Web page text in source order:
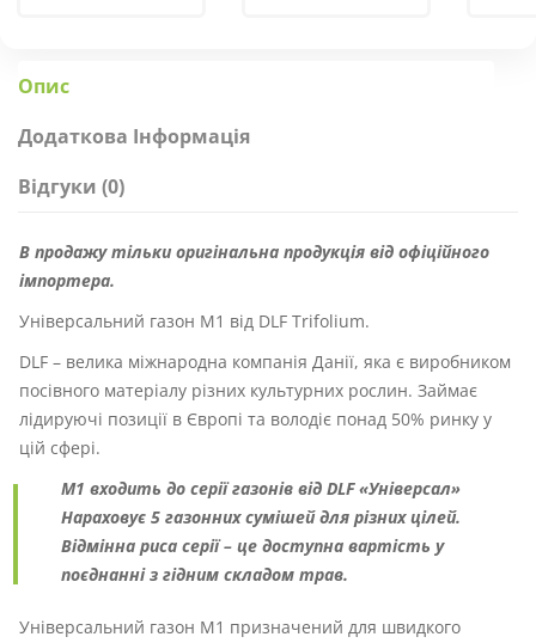
Опис
Додаткова Інформація
Відгуки (0)
В продажу тільки оригінальна продукція від офіційного
імпортера.
Універсальний газон М1 від DLF Trifolium.
DLF – велика міжнародна компанія Данії, яка є виробником
посівного матеріалу різних культурних рослин. Займає
лідируючі позиції в Європі та володіє понад 50% ринку у
цій сфері.
M1 входить до серії газонів від DLF «Універсал»
Нараховує 5 газонних сумішей для різних цілей.
Відмінна риса серії – це доступна вартість у
поєднанні з гідним складом трав.
Універсальний газон М1 призначений для швидкого